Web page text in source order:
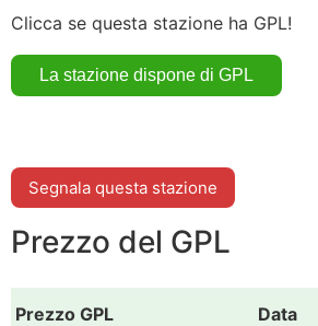
Clicca se questa stazione ha GPL!
Segnala questa stazione
Prezzo del GPL
Prezzo GPL Data